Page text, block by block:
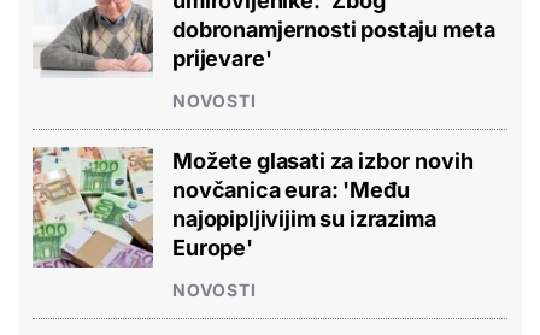
dobronamjernosti postaju meta
prijevare'
NOVOSTI
Možete glasati za izbor novih
novčanica eura: 'Među
najopipljivijim su izrazima
Europe'
NOVOSTI